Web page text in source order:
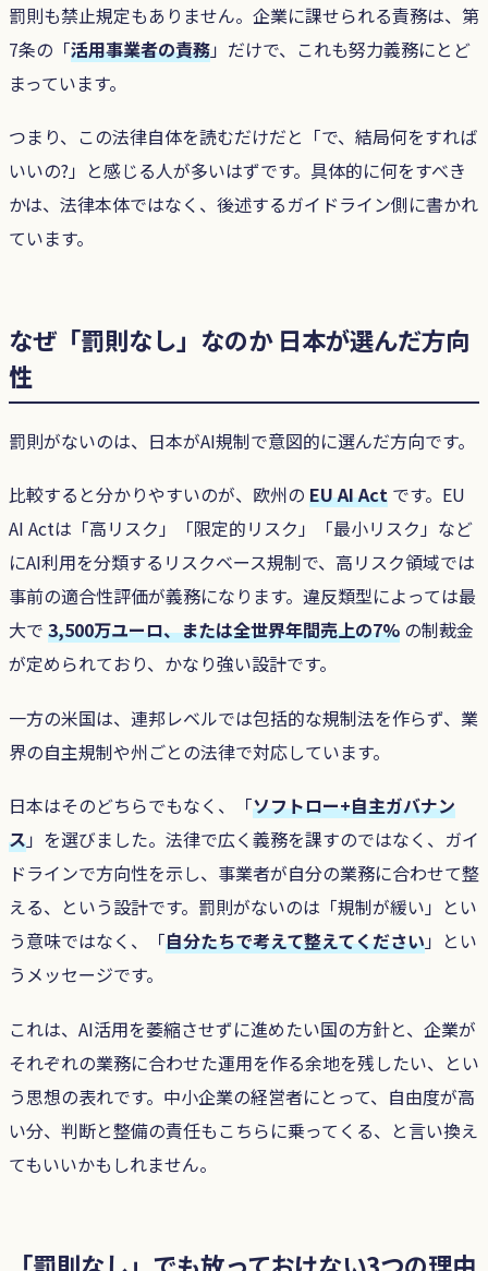
罰則も禁止規定もありません。企業に課せられる責務は、第
7条の「活用事業者の責務」だけで、これも努力義務にとど
まっています。
つまり、この法律自体を読むだけだと「で、結局何をすれば
いいの?」と感じる人が多いはずです。具体的に何をすべき
かは、法律本体ではなく、後述するガイドライン側に書かれ
ています。
なぜ「罰則なし」なのか 日本が選んだ方向
性
罰則がないのは、日本がAI規制で意図的に選んだ方向です。
比較すると分かりやすいのが、欧州の EU AI Act です。EU
AI Actは「高リスク」「限定的リスク」「最小リスク」など
にAI利用を分類するリスクベース規制で、高リスク領域では
事前の適合性評価が義務になります。違反類型によっては最
大で 3,500万ユーロ、または全世界年間売上の7% の制裁金
が定められており、かなり強い設計です。
一方の米国は、連邦レベルでは包括的な規制法を作らず、業
界の自主規制や州ごとの法律で対応しています。
日本はそのどちらでもなく、「ソフトロー+自主ガバナン
ス」を選びました。法律で広く義務を課すのではなく、ガイ
ドラインで方向性を示し、事業者が自分の業務に合わせて整
える、という設計です。罰則がないのは「規制が緩い」とい
う意味ではなく、「自分たちで考えて整えてください」とい
うメッセージです。
これは、AI活用を萎縮させずに進めたい国の方針と、企業が
それぞれの業務に合わせた運用を作る余地を残したい、とい
う思想の表れです。中小企業の経営者にとって、自由度が高
い分、判断と整備の責任もこちらに乗ってくる、と言い換え
てもいいかもしれません。